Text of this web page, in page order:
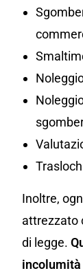
Inoltre,
attrezzato
di legge.
incolumità